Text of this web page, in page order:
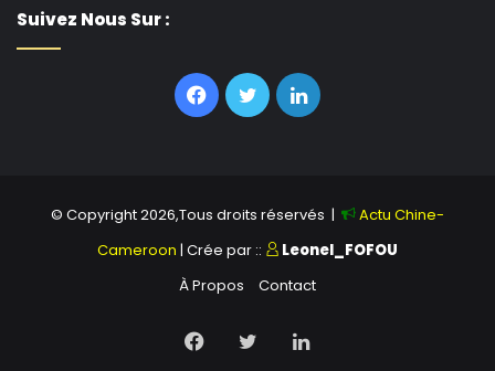
Suivez Nous Sur :
Facebook
TwitterLinkedin
© Copyright 2026,Tous droits réservés |
Actu Chine-
Cameroon | Crée par ::
Leonel_FOFOU
À Propos
Contact
Facebook
TwitterLinkedin